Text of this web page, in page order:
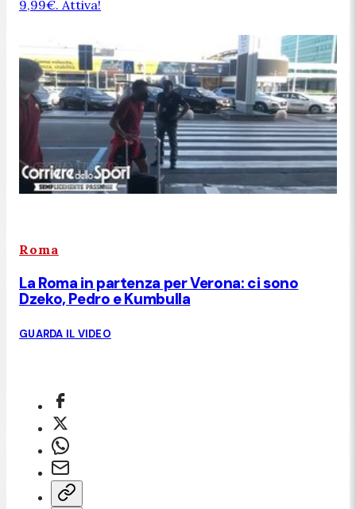
9,99€. Attiva!
Roma
La Roma in partenza per Verona: ci sono
Dzeko, Pedro e Kumbulla
GUARDA IL VIDEO